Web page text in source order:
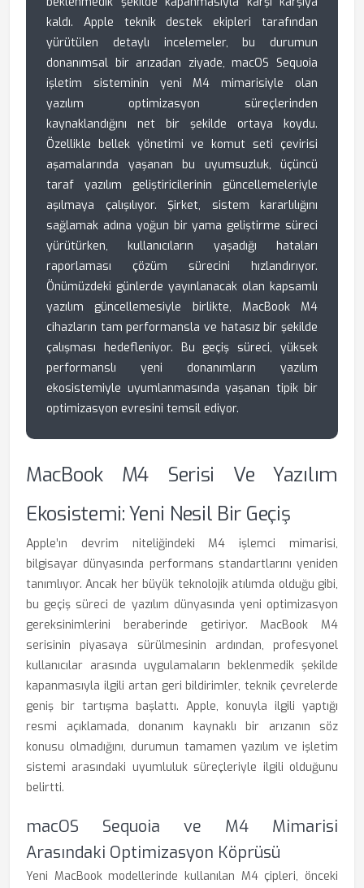
kaldı. Apple teknik destek ekipleri tarafından
yürütülen detaylı incelemeler, bu durumun
donanımsal bir arızadan ziyade, macOS Sequoia
işletim sisteminin yeni M4 mimarisiyle olan
yazılım optimizasyon süreçlerinden
kaynaklandığını net bir şekilde ortaya koydu.
Özellikle bellek yönetimi ve komut seti çevirisi
aşamalarında yaşanan bu uyumsuzluk, üçüncü
taraf yazılım geliştiricilerinin güncellemeleriyle
aşılmaya çalışılıyor. Şirket, sistem kararlılığını
sağlamak adına yoğun bir yama geliştirme süreci
yürütürken, kullanıcıların yaşadığı hataları
raporlaması çözüm sürecini hızlandırıyor.
Önümüzdeki günlerde yayınlanacak olan kapsamlı
yazılım güncellemesiyle birlikte, MacBook M4
cihazların tam performansla ve hatasız bir şekilde
çalışması hedefleniyor. Bu geçiş süreci, yüksek
performanslı yeni donanımların yazılım
ekosistemiyle uyumlanmasında yaşanan tipik bir
optimizasyon evresini temsil ediyor.
MacBook M4 Serisi Ve Yazılım
Ekosistemi: Yeni Nesil Bir Geçiş
Apple’ın devrim niteliğindeki M4 işlemci mimarisi,
bilgisayar dünyasında performans standartlarını yeniden
tanımlıyor. Ancak her büyük teknolojik atılımda olduğu gibi,
bu geçiş süreci de yazılım dünyasında yeni optimizasyon
gereksinimlerini beraberinde getiriyor. MacBook M4
serisinin piyasaya sürülmesinin ardından, profesyonel
kullanıcılar arasında uygulamaların beklenmedik şekilde
kapanmasıyla ilgili artan geri bildirimler, teknik çevrelerde
geniş bir tartışma başlattı. Apple, konuyla ilgili yaptığı
resmi açıklamada, donanım kaynaklı bir arızanın söz
konusu olmadığını, durumun tamamen yazılım ve işletim
sistemi arasındaki uyumluluk süreçleriyle ilgili olduğunu
belirtti.
macOS Sequoia ve M4 Mimarisi
Arasındaki Optimizasyon Köprüsü
Yeni MacBook modellerinde kullanılan M4 çipleri, önceki